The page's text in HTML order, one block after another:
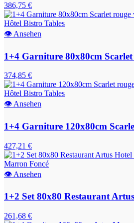
386,75 €
👁 Ansehen
1+4 Garniture 80x80cm
374,85 €
👁 Ansehen
1+4 Garniture 120x80cm
427,21 €
👁 Ansehen
1+2 Set 80x80 Restaurant
261,68 €